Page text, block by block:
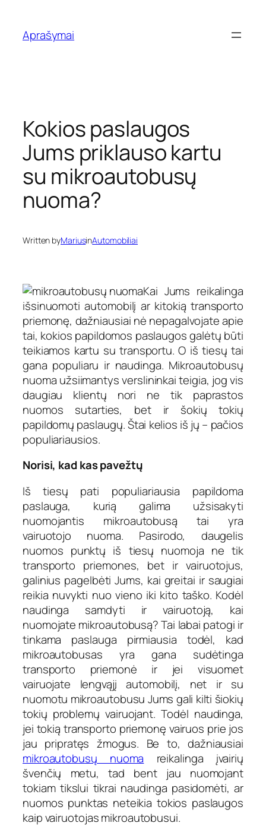
turinio
Aprašymai
Kokios paslaugos
Jums priklauso kartu
su mikroautobusų
nuoma?
Written byMariusinAutomobiliai
Kai Jums reikalinga
išsinuomoti automobilį ar kitokią transporto
priemonę, dažniausiai nė nepagalvojate apie
tai, kokios papildomos paslaugos galėtų būti
teikiamos kartu su transportu. O iš tiesų tai
gana populiaru ir naudinga. Mikroautobusų
nuoma užsiimantys verslininkai teigia, jog vis
daugiau klientų nori ne tik paprastos
nuomos sutarties, bet ir šokių tokių
papildomų paslaugų. Štai kelios iš jų – pačios
populiariausios.
Norisi, kad kas pavežtų
Iš tiesų pati populiariausia papildoma
paslauga, kurią galima užsisakyti
nuomojantis mikroautobusą tai yra
vairuotojo nuoma. Pasirodo, daugelis
nuomos punktų iš tiesų nuomoja ne tik
transporto priemones, bet ir vairuotojus,
galinius pagelbėti Jums, kai greitai ir saugiai
reikia nuvykti nuo vieno iki kito taško. Kodėl
naudinga samdyti ir vairuotoją, kai
nuomojate mikroautobusą? Tai labai patogi ir
tinkama paslauga pirmiausia todėl, kad
mikroautobusas yra gana sudėtinga
transporto priemonė ir jei visuomet
vairuojate lengvąjį automobilį, net ir su
nuomotu mikroautobusu Jums gali kilti šiokių
tokių problemų vairuojant. Todėl naudinga,
jei tokią transporto priemonę vairuos prie jos
jau pripratęs žmogus. Be to, dažniausiai
mikroautobusų nuoma reikalinga įvairių
švenčių metu, tad bent jau nuomojant
tokiam tikslui tikrai naudinga pasidomėti, ar
nuomos punktas neteikia tokios paslaugos
kaip vairuotojas mikroautobusui.